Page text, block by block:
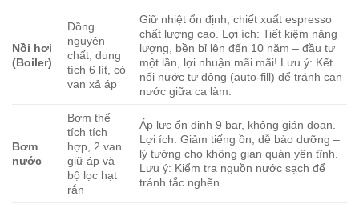
Nồi hơi
(Boiler)
Đồng
nguyên
chất, dung
tích 6 lít, có
van xả áp
Giữ nhiệt ổn định, chiết xuất espresso
chất lượng cao. Lợi ích: Tiết kiệm năng
lượng, bền bỉ lên đến 10 năm – đầu tư
một lần, lợi nhuận mãi mãi! Lưu ý: Kết
nối nước tự động (auto-fill) để tránh cạn
nước giữa ca làm.
Bơm
nước
Bơm thể
tích tích
hợp, 2 van
giữ áp và
bộ lọc hạt
rắn
Áp lực ổn định 9 bar, không gián đoạn.
Lợi ích: Giảm tiếng ồn, dễ bảo dưỡng –
lý tưởng cho không gian quán yên tĩnh.
Lưu ý: Kiểm tra nguồn nước sạch để
tránh tắc nghẽn.